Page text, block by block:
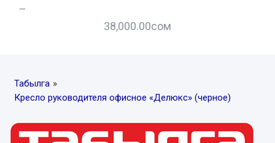
–
38,000.00сом
Табылга »
Кресло руководителя офисное «Делюкс» (черное)